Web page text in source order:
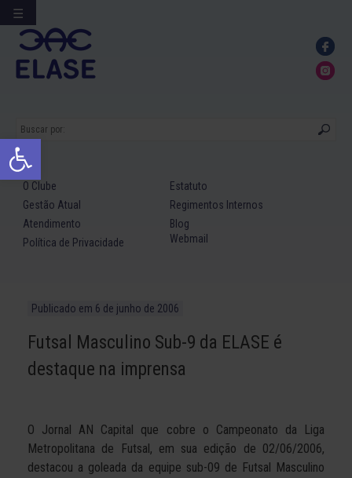
Abrir a barra de ferramentas
Ir
para
conteúdo
O Clube
Estatuto
Gestão Atual
Regimentos Internos
Atendimento
Blog
Política de Privacidade
Webmail
Publicado em 6 de junho de 2006
Futsal Masculino Sub-9 da ELASE é
destaque na imprensa
O Jornal AN Capital que cobre o Campeonato da Liga
Metropolitana de Futsal, em sua edição de 02/06/2006,
destacou a goleada da equipe sub-09 de Futsal Masculino
☰